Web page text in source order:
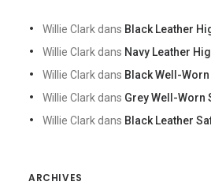
Willie Clark dans Black Leather
Willie Clark dans Navy Leather
Willie Clark dans Black Well-
Willie Clark dans Grey Well-Worn
Willie Clark dans Black Leather
ARCHIVES